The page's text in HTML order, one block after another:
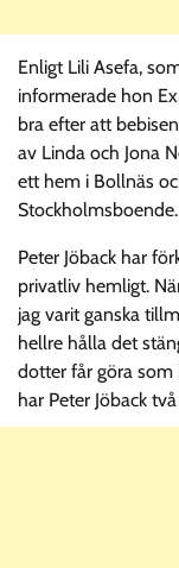
Enligt Lili Asefa,
informerade hon
bra efter att
av Linda och Jona
ett hem i Bollnäs
Stockholmsboende.
Peter Jöback har
privatliv hemligt.
jag varit ganska
hellre hålla det
dotter får göra som
har Peter Jöback